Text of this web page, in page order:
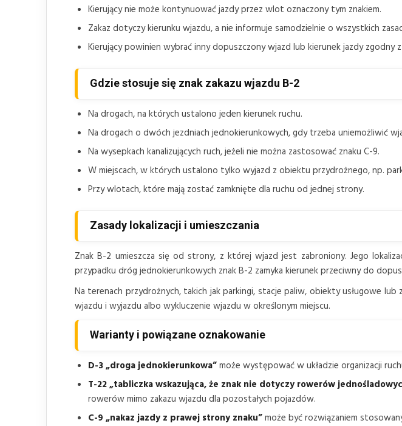
Kierujący nie może kontynuować jazdy przez wlot oznaczony tym znakiem.
Zakaz dotyczy kierunku wjazdu, a nie informuje samodzielnie o wszystkich
Kierujący powinien wybrać inny dopuszczony wjazd lub kierunek jazdy zgodny
Gdzie stosuje się znak zakazu wjazdu B-2
Na drogach, na których ustalono jeden kierunek ruchu.
Na drogach o dwóch jezdniach jednokierunkowych, gdy trzeba uniemożliwić
Na wysepkach kanalizujących ruch, jeżeli nie można zastosować znaku C-9.
W miejscach, w których ustalono tylko wyjazd z obiektu przydrożnego, np.
Przy wlotach, które mają zostać zamknięte dla ruchu od jednej strony.
Zasady lokalizacji i umieszczania
Znak B-2 umieszcza się od strony, z której wjazd jest zabroniony. Jego
przypadku dróg jednokierunkowych znak B-2 zamyka kierunek przeciwny do
Na terenach przydrożnych, takich jak parkingi, stacje paliw, obiekty usługowe
wjazdu i wyjazdu albo wykluczenie wjazdu w określonym miejscu.
Warianty i powiązane oznakowanie
D-3 „droga jednokierunkowa”może występować w układzie organizacji
T-22 „tabliczka wskazująca, że znak nie dotyczy rowerów
rowerów mimo zakazu wjazdu dla pozostałych pojazdów.
C-9 „nakaz jazdy z prawej strony znaku”może być rozwiązaniem